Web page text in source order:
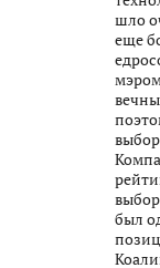
шло
еще
был